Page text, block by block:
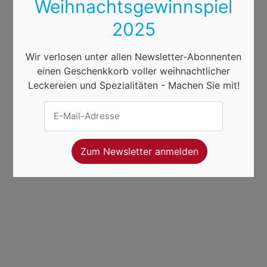
Weihnachtsgewinnspiel
2025
Wir verlosen unter allen Newsletter-Abonnenten
einen Geschenkkorb voller weihnachtlicher
Leckereien und Spezialitäten - Machen Sie mit!